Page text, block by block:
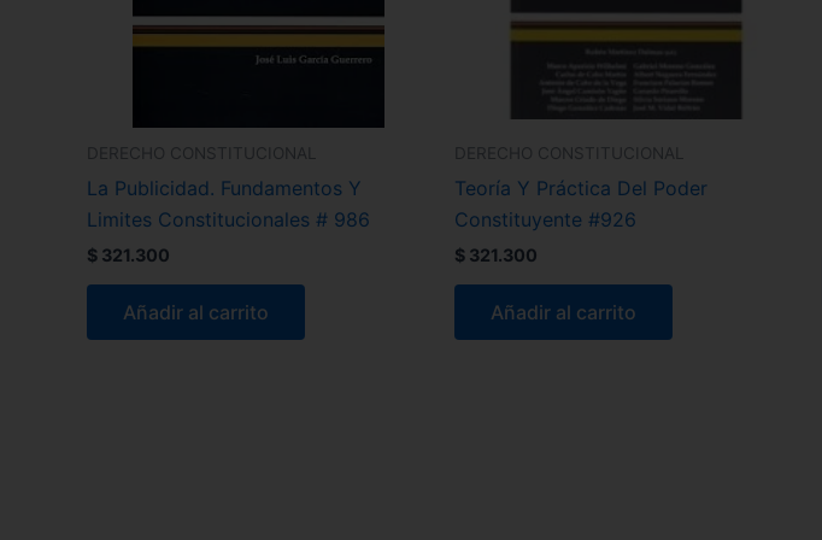
DERECHO CONSTITUCIONAL
La Publicidad. Fundamentos Y
Limites Constitucionales # 986
$ 321.300
Añadir al carrito
DERECHO CONSTITUCIONAL
Teoría Y Práctica Del Poder
Constituyente #926
$ 321.300
Añadir al carrito